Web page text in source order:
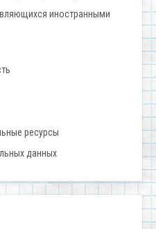
иностранными
ресурсы
данных